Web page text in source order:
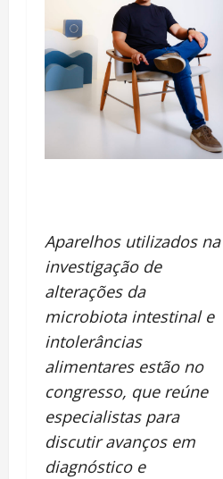
Aparelhos utilizados na
investigação de
alterações da
microbiota intestinal e
intolerâncias
alimentares estão no
congresso, que reúne
especialistas para
discutir avanços em
diagnóstico e